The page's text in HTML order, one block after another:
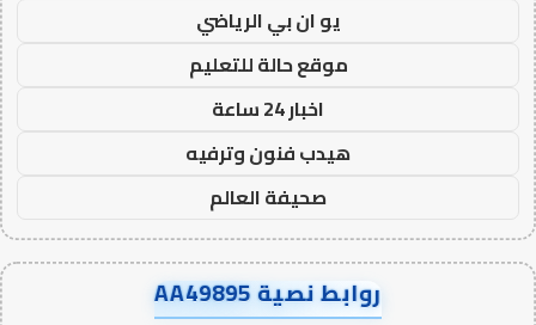
يو ان بي الرياضي
موقع حالة للتعليم
اخبار 24 ساعة
هيدب فنون وترفيه
صحيفة العالم
روابط نصية AA49895